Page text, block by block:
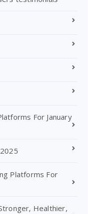
For January
Platforms For
Healthier,